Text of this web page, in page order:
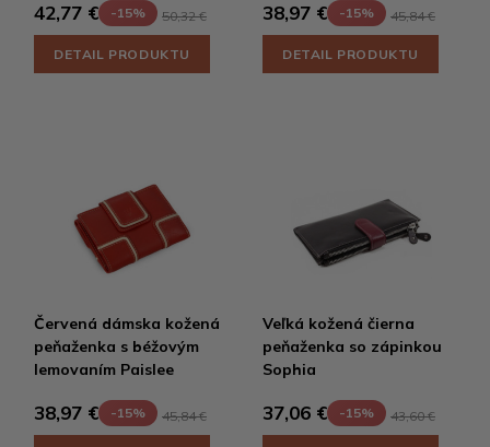
42,77 € -15% 50,32 €
DETAIL PRODUKTU
38,97 € -15% 45,84 €
DETAIL PRODUKTU
Červená dámska kožená
peňaženka s béžovým
lemovaním Paislee
38,97 € -15% 45,84 €
Veľká kožená čierna
peňaženka so zápinkou
Sophia
37,06 € -15% 43,60 €